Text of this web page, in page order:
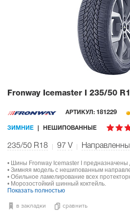
Fronway Icemaster I 235/50
АРТИКУЛ: 181229
ЗИМНИЕ НЕШИПОВАННЫЕ
235/50 R18 97 V
• Шины Fronway Icemaster I предназначены
• Зимняя модель с нешипованным
• Обильное ламелирование всех
• Морозостойкий шинный коктейль.
Показать полностью
в закладки сравнить